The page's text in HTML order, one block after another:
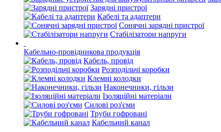
Зарядні пристрої
Кабелі та адаптери
Сонячні зарядні пристрої
Стабілізатори напруги
Кабельно-провідникова продукція
Кабель, провід
Розподільчі коробки
Клемні колодки
Наконечники, гільзи
Ізоляційні матеріали
Силові роз'єми
Труби гофровані
Кабельний канал